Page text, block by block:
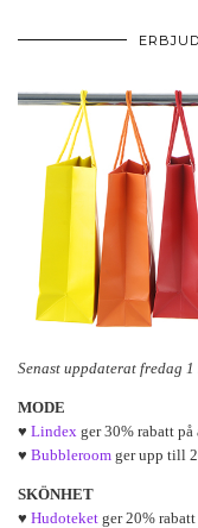
Senast uppdaterat fredag 1
MODE
♥ Lindex ger 30% rabatt
♥ Bubbleroom ger upp till
SKÖNHET
♥ Hudoteket ger 20%